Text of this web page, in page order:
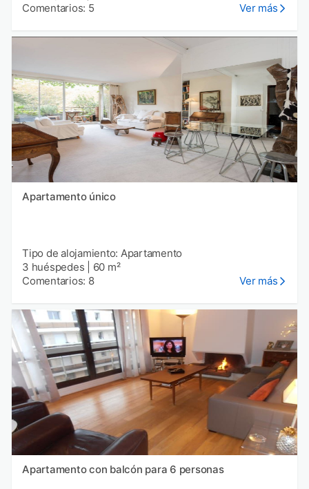
Comentarios: 5
Ver más
Apartamento único
Tipo de alojamiento: Apartamento
3 huéspedes
60 m²
Comentarios: 8
Ver más
Apartamento con balcón para 6 personas